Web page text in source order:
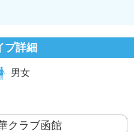
プ詳細
男女
クラブ函館